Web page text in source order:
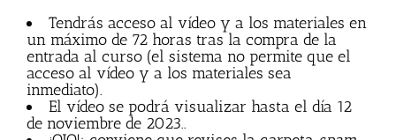
Tendrás acceso al vídeo y a los materiales en
un máximo de 72 horas tras la compra de la
entrada al curso (el sistema no permite que el
acceso al vídeo y a los materiales sea
inmediato).
El vídeo se podrá visualizar hasta el día 12
de noviembre de 2023..